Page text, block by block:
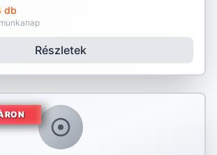
db
Részletek